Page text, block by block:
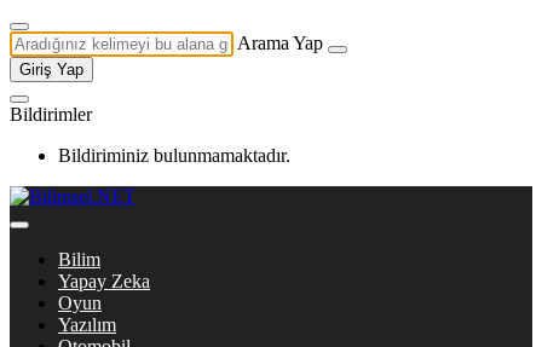
Arama Yap
Giriş Yap
Bildirimler
Bildiriminiz bulunmamaktadır.
Bilim
Yapay Zeka
Oyun
Yazılım